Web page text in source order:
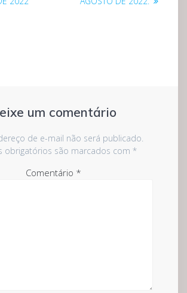
um comentário
de e-mail não será publicado.
obrigatórios são marcados com *
Comentário *